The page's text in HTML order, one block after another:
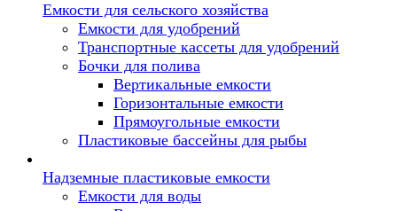
Емкости для сельского хозяйства
Емкости для удобрений
Транспортные кассеты для удобрений
Бочки для полива
Вертикальные емкости
Горизонтальные емкости
Прямоугольные емкости
Пластиковые бассейны для рыбы
Надземные пластиковые емкости
Емкости для воды